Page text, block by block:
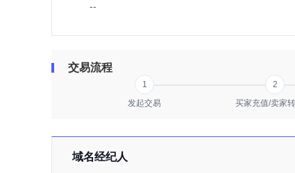
--
交易流程
1 2
发起交易
买家充值/卖家
域名经纪人